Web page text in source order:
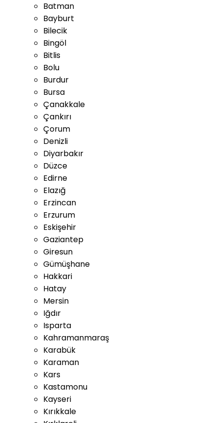
Batman
Bayburt
Bilecik
Bingöl
Bitlis
Bolu
Burdur
Bursa
Çanakkale
Çankırı
Çorum
Denizli
Diyarbakır
Düzce
Edirne
Elazığ
Erzincan
Erzurum
Eskişehir
Gaziantep
Giresun
Gümüşhane
Hakkari
Hatay
Mersin
Iğdır
Isparta
Kahramanmaraş
Karabük
Karaman
Kars
Kastamonu
Kayseri
Kırıkkale